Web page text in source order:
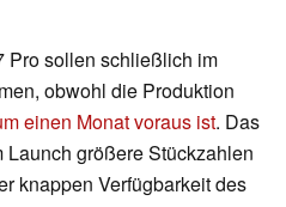
Pro sollen schließlich im
obwohl die Produktion
einen Monat voraus ist. Das
Launch größere Stückzahlen
knappen Verfügbarkeit des